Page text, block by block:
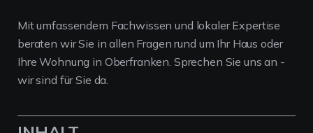
Mit umfassendem Fachwissen und lokaler Expertise
beraten wir Sie in allen Fragen rund um Ihr Haus oder
Ihre Wohnung in Oberfranken. Sprechen Sie uns an -
wir sind für Sie da.